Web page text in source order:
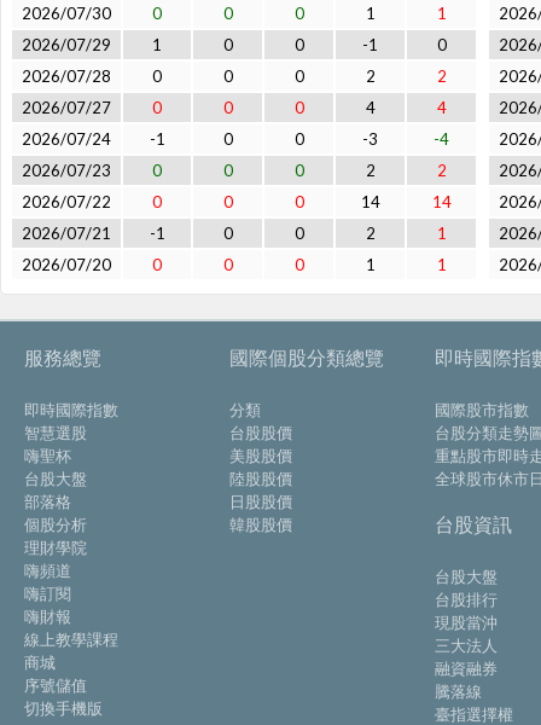
2026/07/30
0 0 0 1
1
2026/07/29
1 0 0 -1
0
2026/07/28
0 0 0 2
2
2026/07/27
0 0 0 4
4
2026/07/24
-1 0 0 -3
-4
2026/07/23
0 0 0 2
2
2026/07/22
0 0 0 14
14
2026/07/21
-1 0 0 2
1
2026/07/20
0 0 0 1 1
服務總覽
即時國際指數
智慧選股
嗨聖杯
台股大盤
部落格
個股分析
理財學院
嗨頻道
嗨訂閱
嗨財報
線上教學課程
商城
序號儲值
切換手機版
國際個股分類總覽
分類
台股股價
美股股價
陸股股價
日股股價
韓股股價
即時國際指
國際股市指數
台股分類走勢
重點股市即時
全球股市休市
台股資訊
台股大盤
台股排行
現股當沖
三大法人
融資融券
騰落線
臺指選擇權